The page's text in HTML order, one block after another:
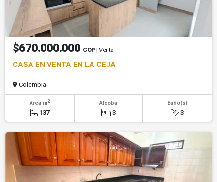
$670.000.000 COP | Venta
CASA EN VENTA EN LA CEJA
Colombia
Área m2
137
Alcoba
3
Baño(s)
3